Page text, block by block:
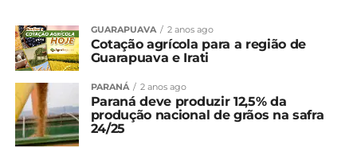
GUARAPUAVA 2 anos ago
Cotação agrícola para a região de
Guarapuava e Irati
PARANÁ 2 anos ago
Paraná deve produzir 12,5% da
produção nacional de grãos na safra
24/25